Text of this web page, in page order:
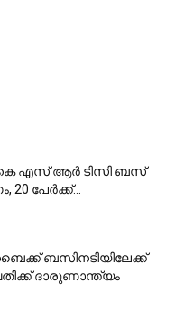
എസ് ആർ ടിസി ബസ്
20 പേർക്ക്...
ബസിനടിയിലേക്ക്
ദാരുണാന്ത്യം